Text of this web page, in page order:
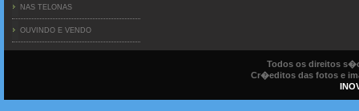
NAS TELONAS
OUVINDO E VENDO
Todos os direitos
Cr�editos das fotos e